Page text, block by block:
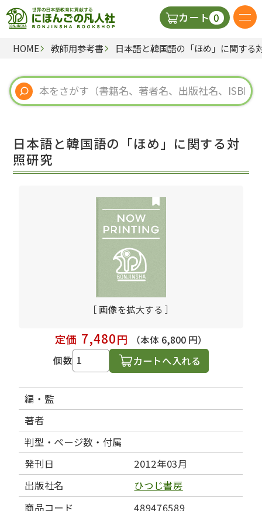
カート 0
日本語の教科書
視聴覚・補助教材
教師用参考書
HOME 教師用参考書 日本語と韓国語の「ほめ」に関する
日本語と韓国語の「ほめ」に関する対
照研究
［ 画像を拡大する ］
定価 7,480円
（本体 6,800 円）
個数
カートへ入れる
編・監
著者
判型・ページ数・付属
発刊日
2012年03月
出版社名
ひつじ書房
商品コード
489476589